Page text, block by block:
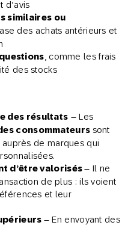
d’avis
similaires ou
des achats antérieurs et
, comme les frais
des stocks
des résultats – Les
consommateurs sont
de marques qui
d’être valorisés– Il ne
de plus : ils voient
et leur
– En envoyant des